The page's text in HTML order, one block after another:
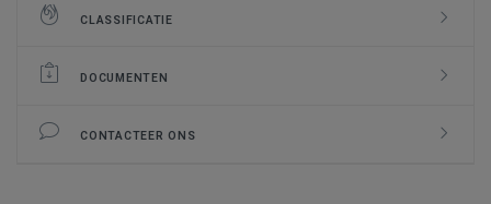
CLASSIFICATIE
DOCUMENTEN
CONTACTEER ONS